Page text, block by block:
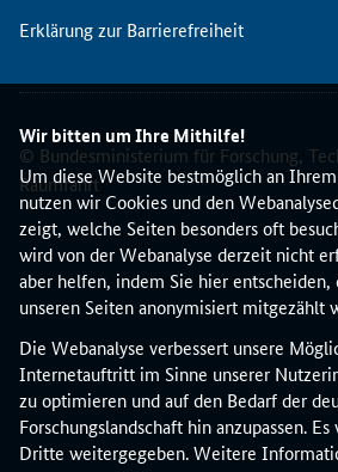
Wir bitten um Ihre Mithilfe!
Um diese Website bestmöglich an
nutzen wir Cookies und den
zeigt, welche Seiten besonders oft
wird von der Webanalyse derzeit nicht
aber helfen, indem Sie hier entscheiden,
unseren Seiten anonymisiert mitgezählt
Die Webanalyse verbessert unsere
Internetauftritt im Sinne unserer
zu optimieren und auf den Bedarf der
Forschungslandschaft hin anzupassen.
Dritte weitergegeben. Weitere
t
i
h
e
n
N
e
u
e
u
n
g
e
n
Erklärung zur Barrierefreiheit
© Bundesministerium für Forschung,
Raumfahrt